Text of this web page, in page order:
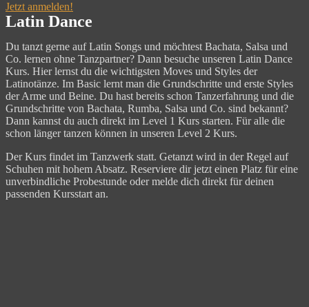
Jetzt anmelden!
Latin Dance
Du tanzt gerne auf Latin Songs und möchtest Bachata, Salsa und
Co. lernen ohne Tanzpartner? Dann besuche unseren Latin Dance
Kurs. Hier lernst du die wichtigsten Moves und Styles der
Latinotänze. Im Basic lernt man die Grundschritte und erste Styles
der Arme und Beine. Du hast bereits schon Tanzerfahrung und die
Grundschritte von Bachata, Rumba, Salsa und Co. sind bekannt?
Dann kannst du auch direkt im Level 1 Kurs starten. Für alle die
schon länger tanzen können in unseren Level 2 Kurs.
Der Kurs findet im Tanzwerk statt. Getanzt wird in der Regel auf
Schuhen mit hohem Absatz. Reserviere dir jetzt einen Platz für eine
unverbindliche Probestunde oder melde dich direkt für deinen
passenden Kursstart an.